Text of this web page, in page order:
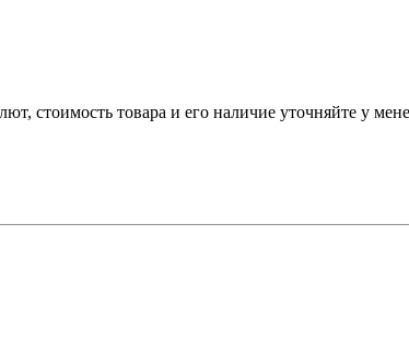
стоимость товара и его наличие уточняйте у